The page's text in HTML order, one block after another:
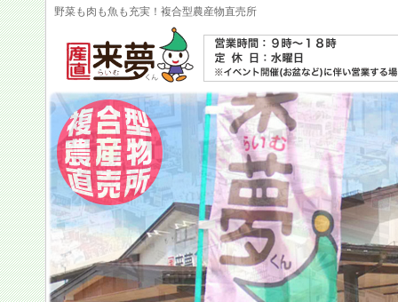
野菜も肉も魚も充実！複合型農産物直売所